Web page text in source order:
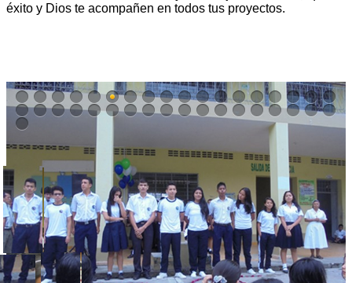
éxito y Dios te acompañen en todos tus proyectos.